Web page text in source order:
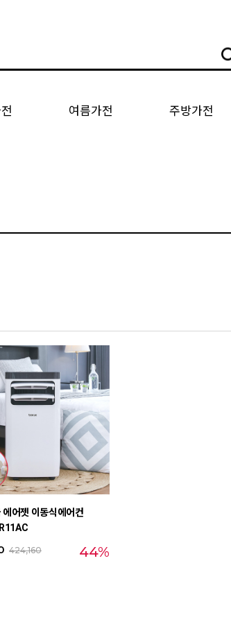
여름가전 주방가전
에어젯 이동식에어컨
44%
424,160